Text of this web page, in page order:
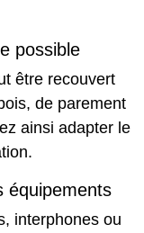
possible
être recouvert
de parement
ainsi adapter le
.
équipements
interphones ou